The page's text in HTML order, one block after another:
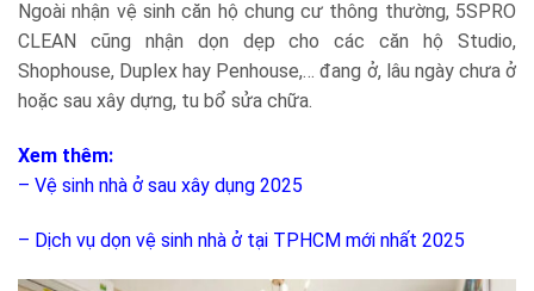
Ngoài nhận vệ sinh căn hộ chung cư thông thường, 5SPRO
CLEAN cũng nhận dọn dẹp cho các căn hộ Studio,
Shophouse, Duplex hay Penhouse,… đang ở, lâu ngày chưa ở
hoặc sau xây dựng, tu bổ sửa chữa.
Xem thêm:
– Vệ sinh nhà ở sau xây dụng 2025
– Dịch vụ dọn vệ sinh nhà ở tại TPHCM mới nhất 2025